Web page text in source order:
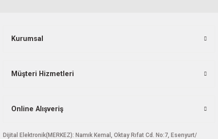
Kurumsal
Müşteri Hizmetleri
Online Alışveriş
Dijital Elektronik(MERKEZ): Namık Kemal, Oktay Rıfat Cd. No:7, Esenyurt/